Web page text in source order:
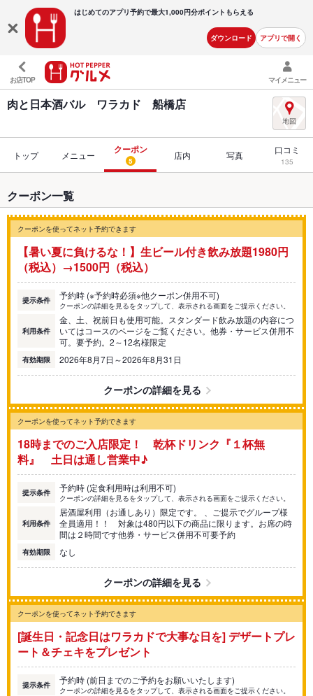
はじめてのアプリ予約で最大1,000円分ポイントもらえる
ダウンロード アプリで開く
お店TOP マイメニュー
肉と日本酒バル ワラカド 船橋店
トップ メニュー クーポン
5 店内 写真 口コミ
135
クーポン一覧
クーポンを使ってネット予約できます
【暑い夏に負けるな！】生ビール付き飲み放題1980円
（税込）→1500円（税込）
提示条件 予約時 (※予約時必須※他クーポン併用不可)
クーポンの詳細を見るをタップして、表示される画面をご提示ください。
利用条件
金、土、祝前日も使用可能。スタンダード飲み放題の内容につ
いてはコースのページをご覧ください。他券・サービス併用不
可。要予約。2～12名様限定
有効期限 2026年8月7日～2026年8月31日
クーポンの詳細を見る
クーポンを使ってネット予約できます
18時までのご入店限定！ 乾杯ドリンク『１杯無
料』 土日は通し営業中♪
提示条件 予約時 (定食利用時は利用不可)
クーポンの詳細を見るをタップして、表示される画面をご提示ください。
利用条件
居酒屋利用（お通しあり）限定です。 、ご提示でグループ様
全員適用！！ 対象は480円以下の商品に限ります。お席の時
間は２時間です他券・サービス併用不可要予約
有効期限 なし
クーポンの詳細を見る
クーポンを使ってネット予約できます
[誕生日・記念日はワラカドで大事な日を] デザートプレ
ート＆チェキをプレゼント
提示条件 予約時 (前日までのご予約をお願いいたします)
クーポンの詳細を見るをタップして、表示される画面をご提示ください。